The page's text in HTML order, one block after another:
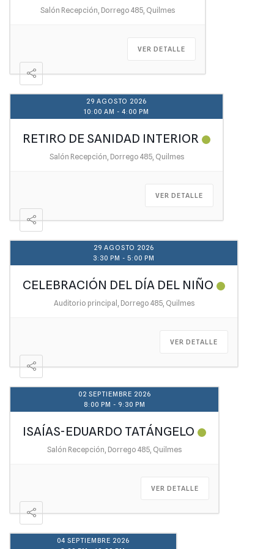
Salón Recepción, Dorrego 485, Quilmes
VER DETALLE
29 AGOSTO 2026
10:00 AM - 4:00 PM
RETIRO DE SANIDAD INTERIOR
Salón Recepción, Dorrego 485, Quilmes
VER DETALLE
29 AGOSTO 2026
3:30 PM - 5:00 PM
CELEBRACIÓN DEL DÍA DEL NIÑO
Auditorio principal, Dorrego 485, Quilmes
VER DETALLE
02 SEPTIEMBRE 2026
8:00 PM - 9:30 PM
ISAÍAS-EDUARDO TATÁNGELO
Salón Recepción, Dorrego 485, Quilmes
VER DETALLE
04 SEPTIEMBRE 2026